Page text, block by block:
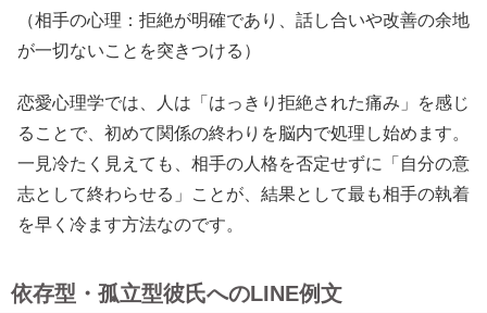
（相手の心理：拒絶が明確であり、話し合いや改善の余地
が一切ないことを突きつける）
恋愛心理学では、人は「はっきり拒絶された痛み」を感じ
ることで、初めて関係の終わりを脳内で処理し始めます。
一見冷たく見えても、相手の人格を否定せずに「自分の意
志として終わらせる」ことが、結果として最も相手の執着
を早く冷ます方法なのです。
依存型・孤立型彼氏へのLINE例文